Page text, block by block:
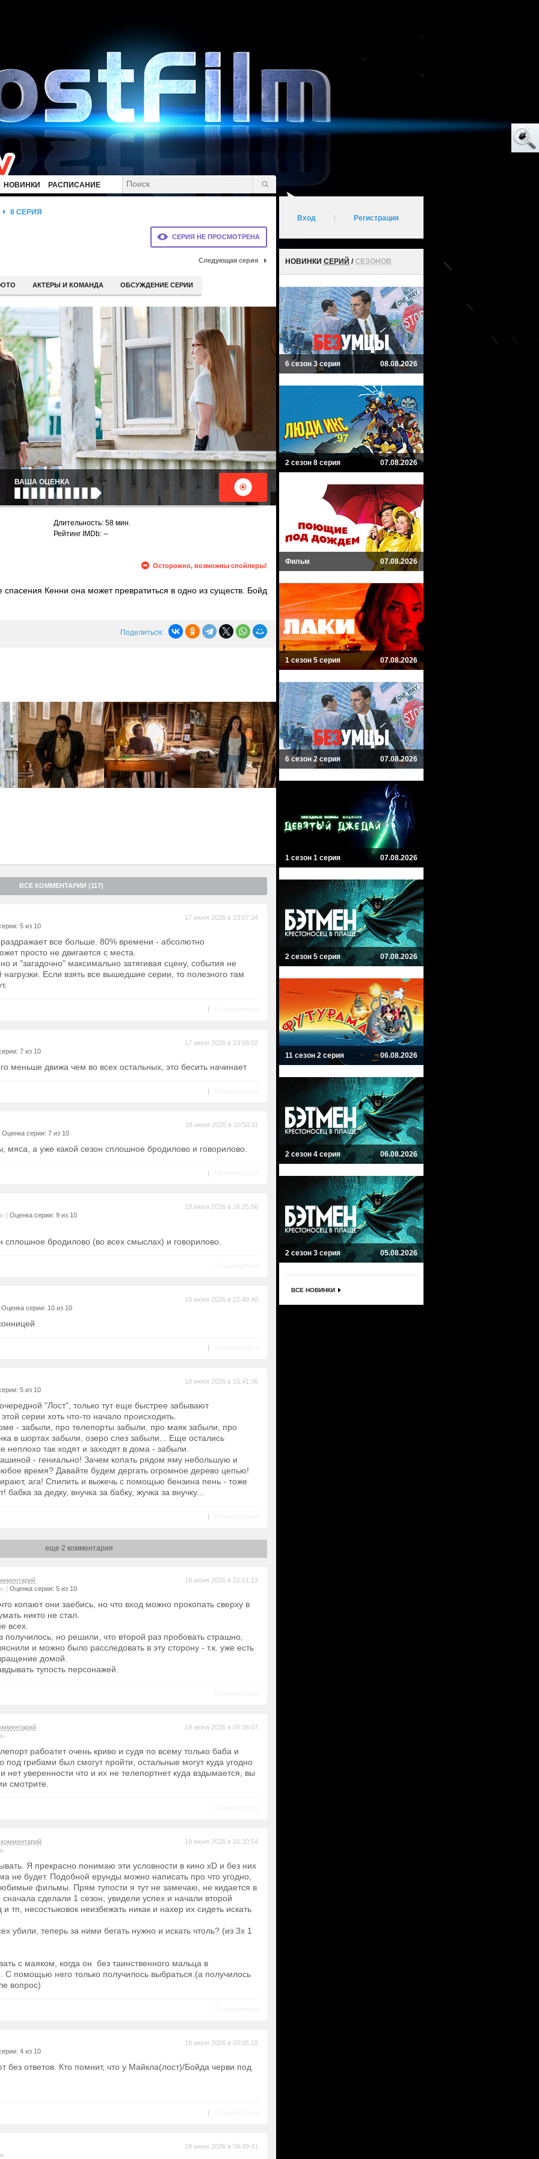
НОВИНКИ РАСПИСАНИЕ
СЕРИЯ НЕ ПРОСМОТРЕНА
8 СЕРИЯ
Следующая серия
АКТЕРЫ И КОМАНДА ОБСУЖДЕНИЕ СЕРИИ
ВАША ОЦЕНКА
Длительность: 58 мин.
Рейтинг IMDb: --
Осторожно, возможны спойлеры!
Кенни она может превратиться в одно из существ. Бойд
видит галлюцинации с Кхатри. Генри начинает думать, что
Поделиться:
ВСЕ КОММЕНТАРИИ (117)
5 из 10
17 июня 2026 в 23:07:34
все больше. 80% времени - абсолютно
просто не двигается с места.
и "загадочно" максимально затягивая сцену, события не
нагрузки. Если взять все вышедшие серии, то полезного там
|
7 из 10
17 июня 2026 в 23:08:02
меньше движа чем во всех остальных, это бесить начинает
|
Оценка серии: 7 из 10
18 июня 2026 в 10:50:11
мяса, а уже какой сезон сплошное бродилово и говорилово.
|
Оценка серии: 9 из 10
19 июня 2026 в 16:25:56
сплошное бродилово (во всех смыслах) и говорилово.
Оценка серии: 10 из 10
18 июня 2026 в 12:49:40
|
5 из 10
18 июня 2026 в 15:41:36
"Лост", только тут еще быстрее забывают
серии хоть что-то начало происходить.
- забыли, про телепорты забыли, про маяк забыли, про
в шортах забыли, озеро слез забыли... Еще остались
неплохо так ходят и заходят в дома - забыли.
- гениально! Зачем копать рядом яму небольшую и
время? Давайте будем дергать огромное дерево цепью!
ага! Спилить и выжечь с помощью бензина пень - тоже
за дедку, внучка за бабку, жучка за внучку...
|
еще 2 комментария
Оценка серии: 5 из 10
18 июня 2026 в 22:01:13
копают они заебись, но что вход можно прокопать сверху в
никто не стал.
всех.
получилось, но решили, что второй раз пробовать страшно,
и можно было расследовать в эту сторону - т.к. уже есть
домой.
тупость персонажей.
19 июня 2026 в 00:36:07
рабоатет очень криво и судя по всему только баба и
под грибами был смогут пройти, остальные могут куда угодно
нет уверенности что и их не телепортнет куда вздымается, вы
смотрите.
комментарий
19 июня 2026 в 16:30:54
Я прекрасно понимаю эти условности в кино xD и без них
не будет. Подобной ерунды можно написать про что угодно,
фильмы. Прям тупости я тут не замечаю, не кидается в
сначала сделали 1 сезон, увидели успех и начали второй
тп, несостыковок неизбежать никак и нахер их сидеть искать
убили, теперь за ними бегать нужно и искать чтоль? (из 3х 1
с маяком, когда он без таинственного мальца в
С помощью него только получилось выбраться.(а получилось
вопрос)
4 из 10
19 июня 2026 в 03:05:18
без ответов. Кто помнит, что у Майкла(лост)/Бойда черви под
|
19 июня 2026 в 09:49:41
Вход Регистрация
НОВИНКИ СЕРИЙ /СЕЗОНОВ
6 сезон 3 серия 08.08.2026
2 сезон 8 серия 07.08.2026
Фильм 07.08.2026
1 сезон 5 серия 07.08.2026
6 сезон 2 серия 07.08.2026
1 сезон 1 серия 07.08.2026
2 сезон 5 серия 07.08.2026
11 сезон 2 серия 06.08.2026
2 сезон 4 серия 06.08.2026
2 сезон 3 серия 05.08.2026
ВСЕ НОВИНКИ